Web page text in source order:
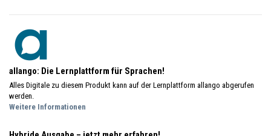
allango: Die Lernplattform für Sprachen!
Alles Digitale zu diesem Produkt kann auf der Lernplattform allango abgerufen
werden.
Weitere Informationen